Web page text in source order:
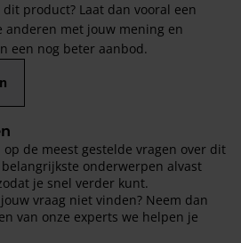
product? Laat dan vooral een
anderen met jouw mening en
een nog beter aanbod.
de meest gestelde vragen over dit
onderwerpen alvast
je snel verder kunt.
vraag niet vinden? Neem dan
van onze experts we helpen je